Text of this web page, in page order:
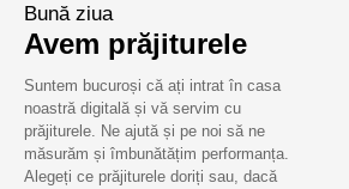
Detalii despre prelucrarea datelor cu caracter
informații juridice, latermeni și condiții.
Bună ziua
Avem prăjiturele
Suntem bucuroși că ați intrat în casa
noastră digitală și vă servim cu
prăjiturele. Ne ajută și pe noi să ne
măsurăm și îmbunătățim performanța.
Alegeți ce prăjiturele doriți sau, dacă